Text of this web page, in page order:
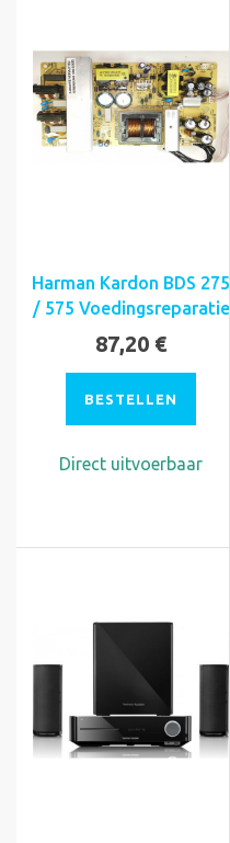
Harman Kardon BDS 275
/ 575 Voedingsreparatie
87,20 €
BESTELLEN
Direct uitvoerbaar